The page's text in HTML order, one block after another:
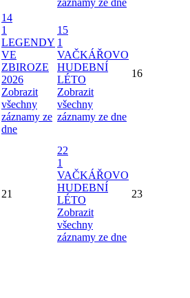
záznamy ze dne
14
1
LEGENDY
VE
ZBIROZE
2026
Zobrazit
všechny
záznamy ze
dne
15
1
VAČKÁŘOVO
HUDEBNÍ
LÉTO
Zobrazit
všechny
záznamy ze dne
16
21
22
1
VAČKÁŘOVO
HUDEBNÍ
LÉTO
Zobrazit
všechny
záznamy ze dne
23